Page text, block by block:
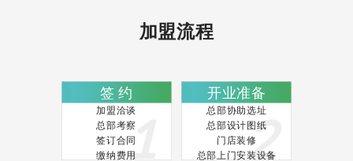
加盟流程
签 约
加盟洽谈
总部考察
签订合同
缴纳费用
开业准备
总部协助选址
总部设计图纸
门店装修
总部上门安装设备